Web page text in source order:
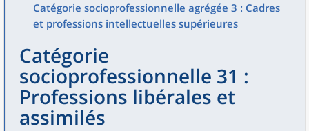
Catégorie socioprofessionnelle agrégée 3 : Cadres
et professions intellectuelles supérieures
Catégorie
socioprofessionnelle 31 :
Professions libérales et
assimilés